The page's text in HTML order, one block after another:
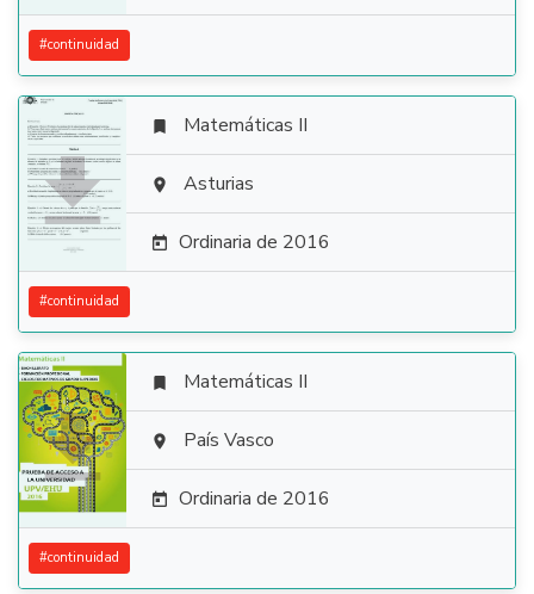
#continuidad

 Matemáticas II
 Asturias
 Ordinaria de 2016
#continuidad

 Matemáticas II
 País Vasco
 Ordinaria de 2016
#continuidad